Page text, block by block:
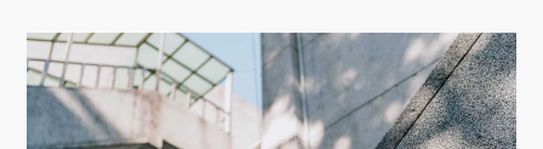
文，希望在短暫的生命中追尋意義，也相信人們具有
無窮潛力為他人做出巨大貢獻。